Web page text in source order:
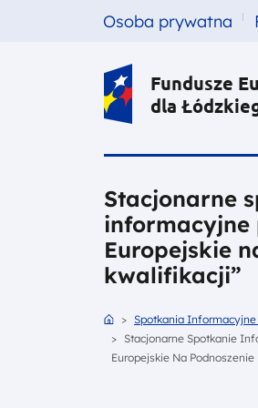
Menu top left
Osoba prywatna
Fundusze
dla
Stacjonarne
informacyjne
Europejskie
kwalifikacji”
Ścieżka
Strona Główna
Spotkania
Stacjonarne Spotkanie
Europejskie Na